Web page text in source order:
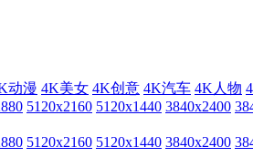
动漫 4K美女 4K创意 4K汽车 4K人物
5120x2160 5120x1440 3840x2400
5120x2160 5120x1440 3840x2400